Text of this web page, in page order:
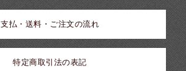
支払・送料・ご注文の流れ
特定商取引法の表記